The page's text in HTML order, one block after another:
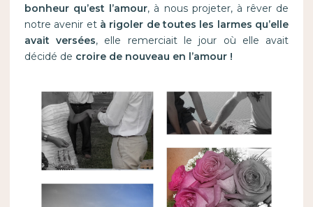
bonheur qu’est l’amour, à nous projeter, à rêver de
notre avenir et à rigoler de toutes les larmes qu’elle
avait versées, elle remerciait le jour où elle avait
décidé de croire de nouveau en l’amour !